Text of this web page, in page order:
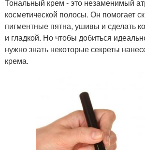
Тональный крем - это незаменимый
косметической полосы. Он помогает
пигментные пятна, ушивы и сделать
и гладкой. Но чтобы добиться
нужно знать некоторые секреты
крема.